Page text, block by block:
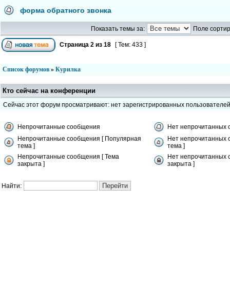
форма обратного звонка
Показать темы за: Поле
Страница 2 из 18 [ Тем: 433 ]
Список форумов » Курилка
Кто сейчас на конференции
Сейчас этот форум просматривают: нет зарегистрированных пользователей
Непрочитанные сообщения
Нет непрочитанных
Непрочитанные сообщения [ Популярная
тема ]
Нет непрочитанных
тема ]
Непрочитанные сообщения [ Тема
закрыта ]
Нет непрочитанных
закрыта ]
Найти: